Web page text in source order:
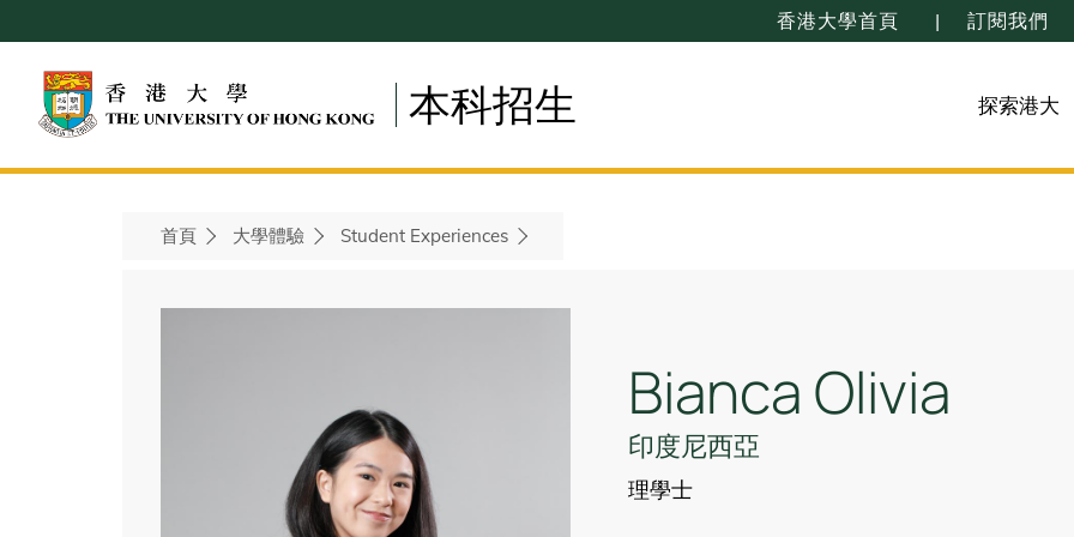
to
main
content
香港大學首頁 訂閱我們
本科招生 探索港大
首頁 大學體驗 Student Experiences
Bianca Olivia
印度尼西亞
理學士